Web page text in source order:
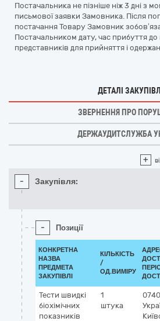
Постачальника не пізніше ніж 3 дні з
письмової заявки Замовника. Після
постачання Товару Замовник
Постачальником дату, час прибуття до
представників для прийняття і
ДЕТАЛІ ЗАКУПІВЛІ
ЗВЕРНЕННЯ ПРО
ДЕРЖАУДИТСЛУЖБА
+
- Закупівля:
- Позиції
КОНКРЕТНА
НАЗВА
ПРЕДМЕТА
ЗАКУПІВЛІ
КІЛЬКІСТЬ
/
ОД.ВИМІРУ
Тести швидкі
біохімічних
показників
1
штука